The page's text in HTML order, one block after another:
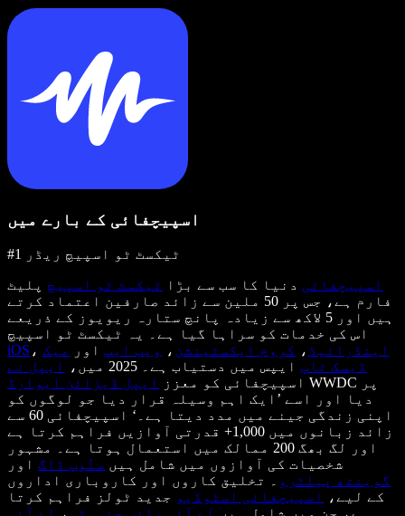
اسپیچفائی کے بارے میں
#1 ٹیکسٹ ٹو اسپیچ ریڈر
اسپیچفائی دنیا کا سب سے بڑا ٹیکسٹ ٹو اسپیچ پلیٹ
فارم ہے، جس پر 50 ملین سے زائد صارفین اعتماد کرتے
ہیں اور 5 لاکھ سے زیادہ پانچ ستارہ ریویوز کے ذریعے
اس کی خدمات کو سراہا گیا ہے۔ یہ ٹیکسٹ ٹو اسپیچ
iOS ، اینڈرائیڈ ، کروم ایکسٹینشن ، ویب ایپ اور
میک
ڈیسک ٹاپ ایپس میں دستیاب ہے۔ 2025 میں،
ایپل نے
اسپیچفائی کو معزز
ایپل ڈیزائن ایوارڈ
WWDC پر
دیا اور اسے ’ایک اہم وسیلہ قرار دیا جو لوگوں کو
اپنی زندگی جینے میں مدد دیتا ہے۔‘ اسپیچفائی 60 سے
زائد زبانوں میں 1,000+ قدرتی آوازیں فراہم کرتا ہے
اور لگ بھگ 200 ممالک میں استعمال ہوتا ہے۔ مشہور
شخصیات کی آوازوں میں شامل ہیں سنُوپ ڈاگ اور
گوینتھ پیلٹرو ۔ تخلیق کاروں اور کاروباری اداروں
کے لیے،
اسپیچفائی اسٹوڈیو جدید ٹولز فراہم کرتا